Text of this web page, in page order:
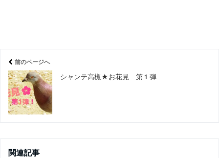
前のページへ
シャンテ高槻★お花見 第１弾
関連記事